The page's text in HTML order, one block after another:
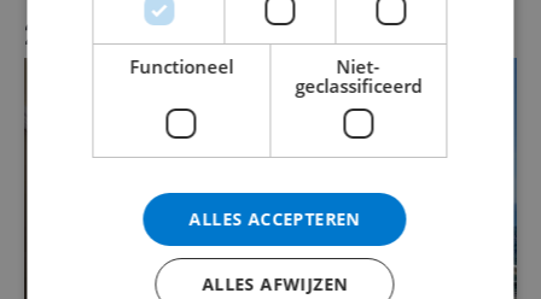
2. Villa Rosanna
Functioneel
Niet-
geclassificeerd
ALLES ACCEPTEREN
ALLES AFWIJZEN